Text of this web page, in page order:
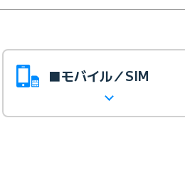
■モバイル／SIM